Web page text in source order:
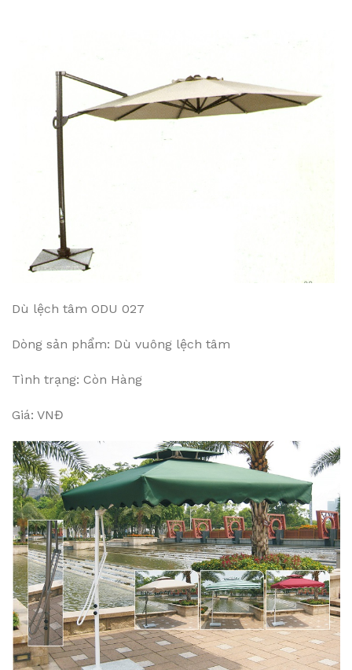
Dù lệch tâm ODU 027
Dòng sản phẩm: Dù vuông lệch tâm
Tình trạng: Còn Hàng
Giá: VNĐ